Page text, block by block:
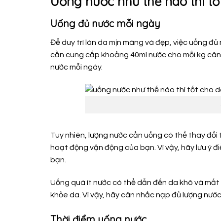
Uống đủ nước mỗi ngày
Để duy trì làn da mịn màng và đẹp, việc uống
cần cung cấp khoảng 40ml nước cho mỗi kg
nước mỗi ngày.
Tuy nhiên, lượng nước cần uống có thể thay
hoạt động vận động của bạn. Vì vậy, hãy lưu ý
bạn.
Uống quá ít nước có thể dẫn đến da khô và
khỏe da. Vì vậy, hãy cân nhắc nạp đủ lượng